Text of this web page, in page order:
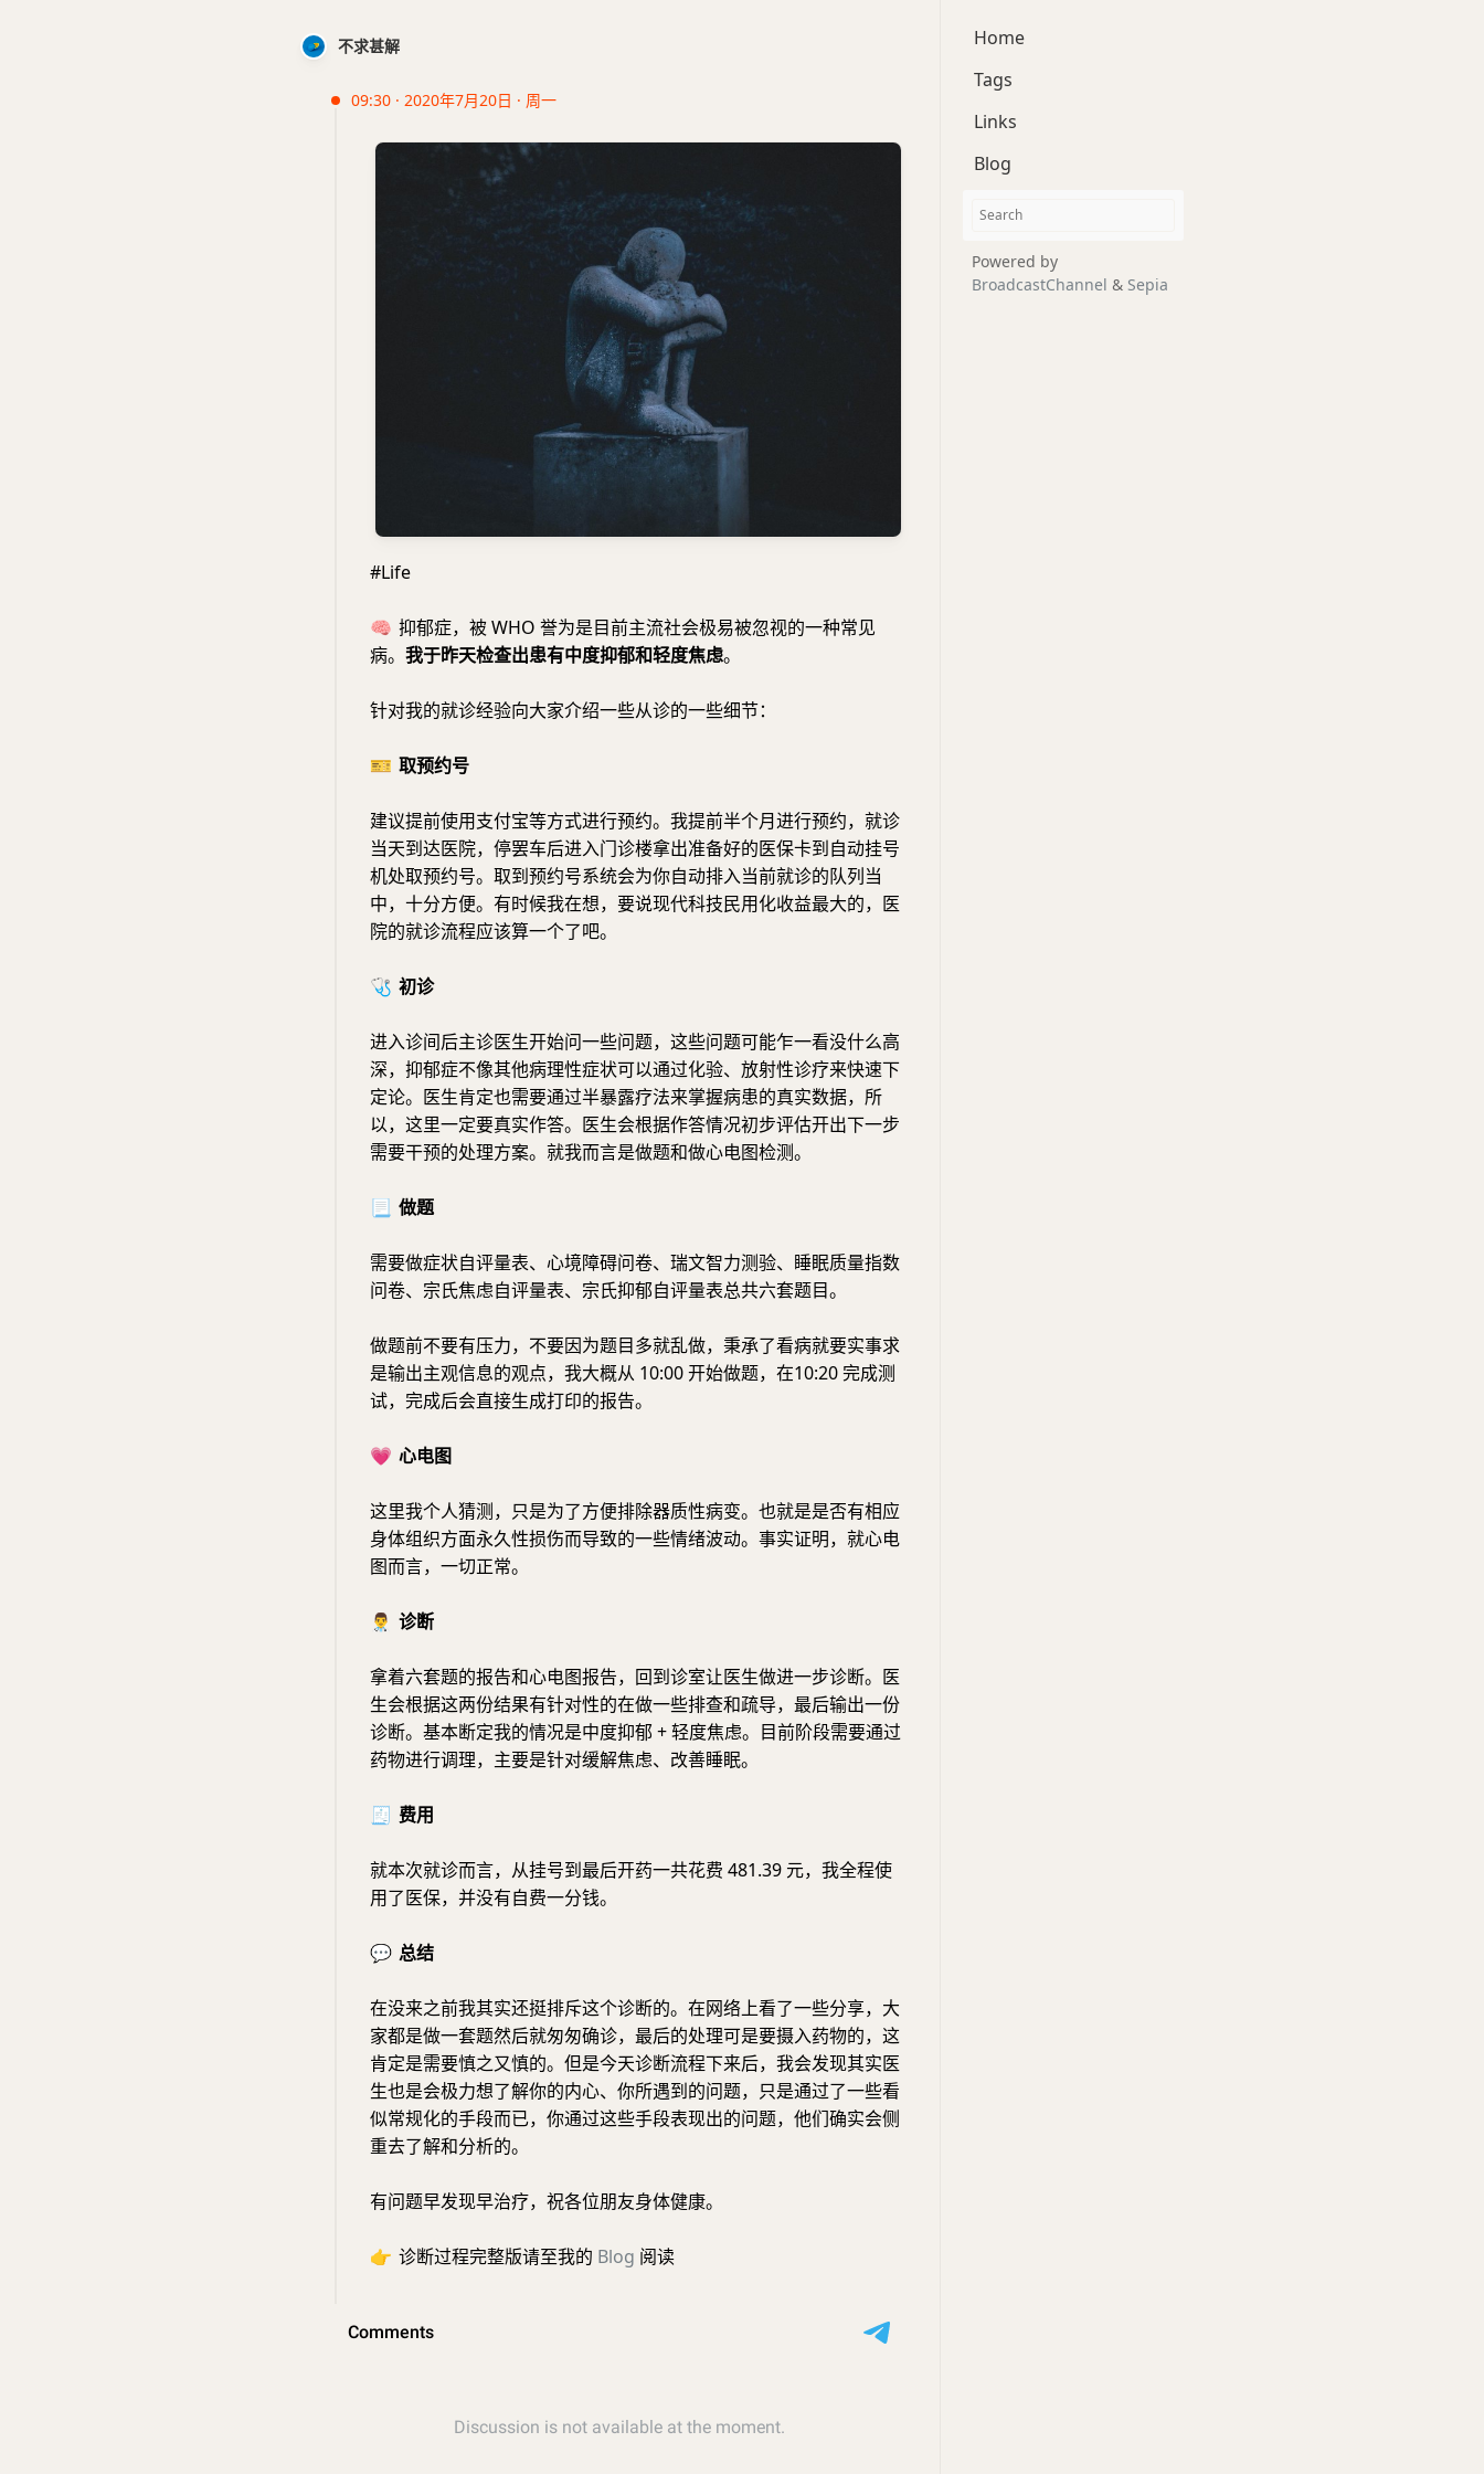
不求甚解
09:30 · 2020年7月20日 · 周一
#Life
🧠 抑郁症，被 WHO 誉为是目前主流社会极易被忽视的一种常见
病。 我于昨天检查出患有中度抑郁和轻度焦虑。
针对我的就诊经验向大家介绍一些从诊的一些细节：
🎫 取预约号
建议提前使用支付宝等方式进行预约。我提前半个月进行预约，就诊
当天到达医院，停罢车后进入门诊楼拿出准备好的医保卡到自动挂号
机处取预约号。取到预约号系统会为你自动排入当前就诊的队列当
中，十分方便。有时候我在想，要说现代科技民用化收益最大的，医
院的就诊流程应该算一个了吧。
🩺 初诊
进入诊间后主诊医生开始问一些问题，这些问题可能乍一看没什么高
深，抑郁症不像其他病理性症状可以通过化验、放射性诊疗来快速下
定论。医生肯定也需要通过半暴露疗法来掌握病患的真实数据，所
以，这里一定要真实作答。医生会根据作答情况初步评估开出下一步
需要干预的处理方案。就我而言是做题和做心电图检测。
📃 做题
需要做症状自评量表、心境障碍问卷、瑞文智力测验、睡眠质量指数
问卷、宗氏焦虑自评量表、宗氏抑郁自评量表总共六套题目。
做题前不要有压力，不要因为题目多就乱做，秉承了看病就要实事求
是输出主观信息的观点，我大概从 10:00 开始做题，在10:20 完成测
试，完成后会直接生成打印的报告。
💗 心电图
这里我个人猜测，只是为了方便排除器质性病变。也就是是否有相应
身体组织方面永久性损伤而导致的一些情绪波动。事实证明，就心电
图而言，一切正常。
👨‍⚕️ 诊断
拿着六套题的报告和心电图报告，回到诊室让医生做进一步诊断。医
生会根据这两份结果有针对性的在做一些排查和疏导，最后输出一份
诊断。基本断定我的情况是中度抑郁 + 轻度焦虑。目前阶段需要通过
药物进行调理，主要是针对缓解焦虑、改善睡眠。
🧾 费用
就本次就诊而言，从挂号到最后开药一共花费 481.39 元，我全程使
用了医保，并没有自费一分钱。
💬 总结
在没来之前我其实还挺排斥这个诊断的。在网络上看了一些分享，大
家都是做一套题然后就匆匆确诊，最后的处理可是要摄入药物的，这
肯定是需要慎之又慎的。但是今天诊断流程下来后，我会发现其实医
生也是会极力想了解你的内心、你所遇到的问题，只是通过了一些看
似常规化的手段而已，你通过这些手段表现出的问题，他们确实会侧
重去了解和分析的。
有问题早发现早治疗，祝各位朋友身体健康。
👉 诊断过程完整版请至我的 Blog 阅读
Home
Tags
Links
Blog
Powered by
BroadcastChannel & Sepia